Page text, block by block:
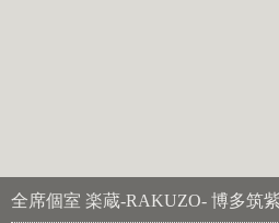
全席個室 楽蔵‐RAKUZO‐ 博多筑